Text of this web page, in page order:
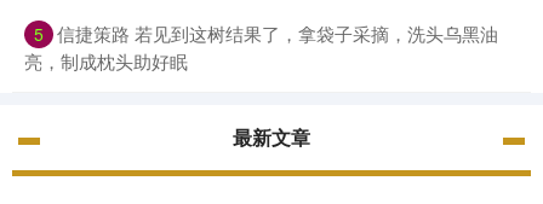
5 信捷策路 若见到这树结果了，拿袋子采摘，洗头乌黑油
亮，制成枕头助好眠
最新文章